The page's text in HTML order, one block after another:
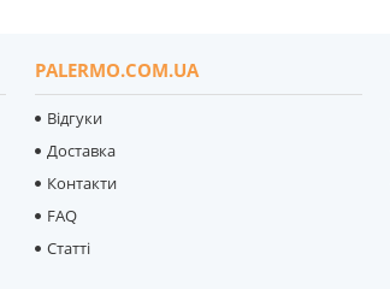
PALERMO.COM.UA
Відгуки
Доставка
Контакти
FAQ
Статті